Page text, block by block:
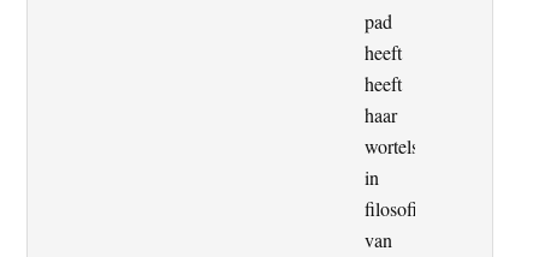
pad
heeft
heeft
haar
wortels
in
filosofie
van